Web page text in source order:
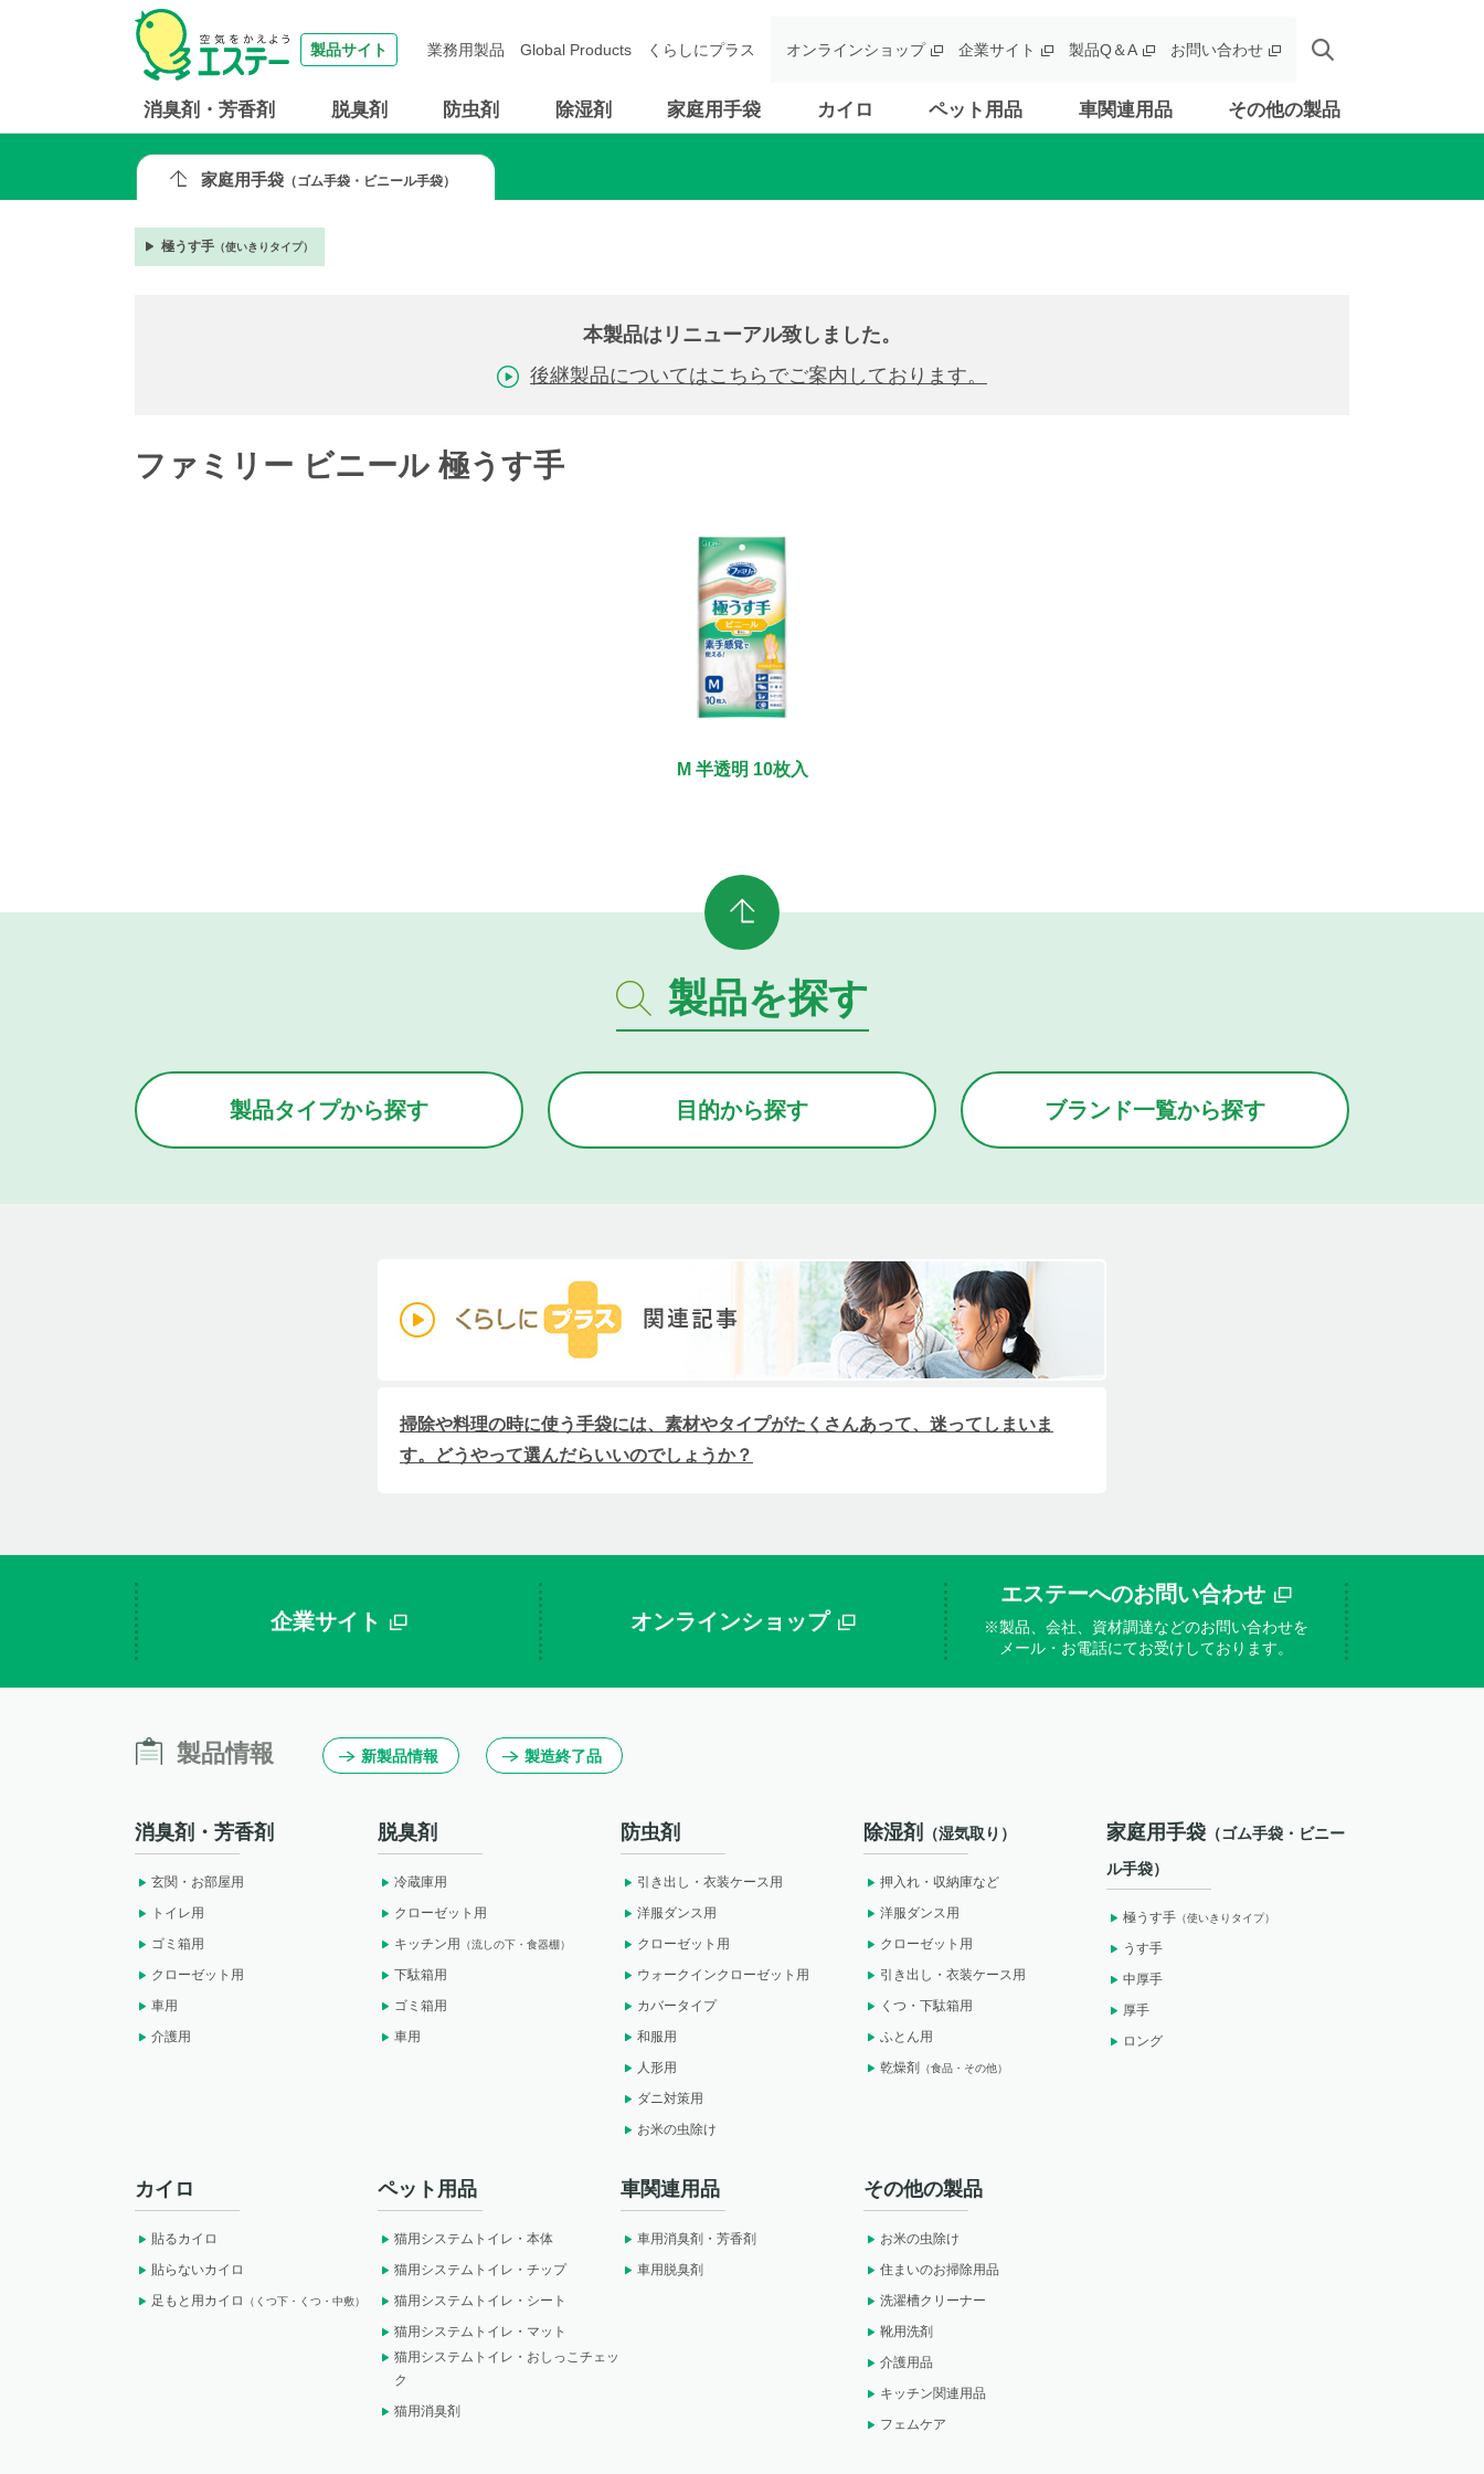
製品サイト
消臭剤・芳香剤 脱臭剤 防虫剤 除湿剤 家庭用手袋 カイロ ペット用品 車関連用品 その他の製品
業務用製品 Global Products くらしにプラス オンラインショップ 企業サイト 製品Q＆A お問い合わせ
家庭用手袋 （ゴム手袋・ビニール手袋）
極うす手 （使いきりタイプ）
本製品はリニューアル致しました。
後継製品についてはこちらでご案内しております。
ファミリー ビニール 極うす手
M 半透明 10枚入
製品を探す
製品タイプから探す 目的から探す ブランド一覧から探す
掃除や料理の時に使う手袋には、素材やタイプがたくさんあって、迷ってしまいま
す。どうやって選んだらいいのでしょうか？
企業サイト オンラインショップ
エステーへのお問い合わせ
※製品、会社、資材調達などのお問い合わせを
メール・お電話にてお受けしております。
製品情報 新製品情報 製造終了品
消臭剤・芳香剤
玄関・お部屋用
トイレ用
ゴミ箱用
クローゼット用
車用
介護用
脱臭剤
冷蔵庫用
クローゼット用
キッチン用
（流しの下・食器棚）
下駄箱用
ゴミ箱用
車用
防虫剤
引き出し・衣装ケース用
洋服ダンス用
クローゼット用
ウォークインクローゼット用
カバータイプ
和服用
人形用
ダニ対策用
お米の虫除け
除湿剤 （湿気取り）
押入れ・収納庫など
洋服ダンス用
クローゼット用
引き出し・衣装ケース用
くつ・下駄箱用
ふとん用
乾燥剤
（食品・その他）
家庭用手袋 （ゴム手袋・ビニー
ル手袋）
極うす手 （使いきりタイプ）
うす手
中厚手
厚手
ロング
カイロ
貼るカイロ
貼らないカイロ
足もと用カイロ
（くつ下・くつ・中敷）
ペット用品
猫用システムトイレ・本体
猫用システムトイレ・チップ
猫用システムトイレ・シート
猫用システムトイレ・マット
猫用システムトイレ・おしっこチェッ
ク
猫用消臭剤
車関連用品
車用消臭剤・芳香剤
車用脱臭剤
その他の製品
お米の虫除け
住まいのお掃除用品
洗濯槽クリーナー
靴用洗剤
介護用品
キッチン関連用品
フェムケア